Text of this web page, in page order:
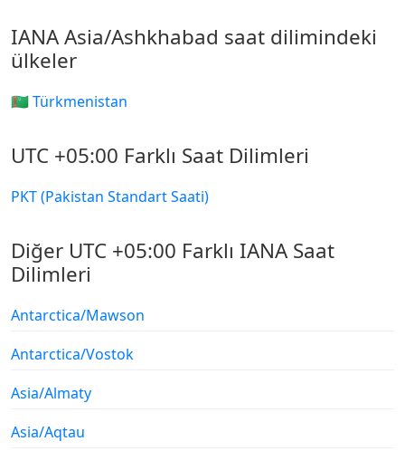
IANA Asia/Ashkhabad saat dilimindeki
ülkeler
🇹🇲 Türkmenistan
UTC +05:00 Farklı Saat Dilimleri
PKT (Pakistan Standart Saati)
Diğer UTC +05:00 Farklı IANA Saat
Dilimleri
Antarctica/Mawson
Antarctica/Vostok
Asia/Almaty
Asia/Aqtau